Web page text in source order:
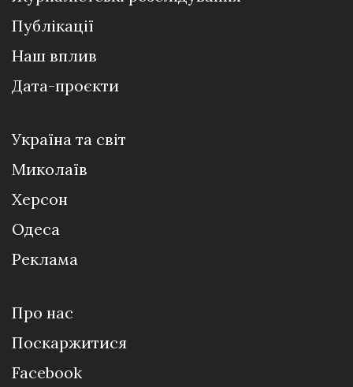
Публікації
Наш вплив
Дата-проєкти
Україна та світ
Миколаїв
Херсон
Одеса
Реклама
Про нас
Поскаржитися
Facebook